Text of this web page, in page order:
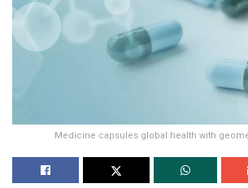
Medicine capsules global health with